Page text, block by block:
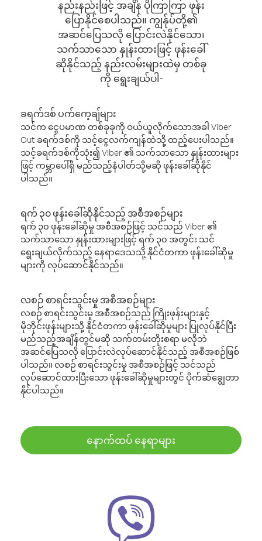
နည်းနည်းဖြင့် အချိန် ပိုကြာကြာ ဖုန်း
ပြောနိုင်စေပါသည်။ ကျွန်ုပ်တို့၏
အဆင်ပြေသလို ပြောင်းလဲနိုင်သော၊
သက်သာသော နှုန်းထားဖြင့် ဖုန်းခေါ်
ဆိုနိုင်သည့် နည်းလမ်းများထဲမှ တစ်ခု
ကို ရွေးချယ်ပါ-
ခရက်ဒစ် ပက်ကေ့ချ်များ
သင်က ငွေပမာဏ တစ်ခုခုကို ဝယ်ယူလိုက်သောအခါ Viber
Out ခရက်ဒစ်ကို သင့်ငွေလက်ကျန်ထဲသို့ ထည့်ပေးပါသည်။
သင့်ခရက်ဒစ်ကိုသုံး၍ Viber ၏ သက်သာသော နှုန်းထားများ
ဖြင့် ကမ္ဘာပေါ်ရှိ မည်သည့်နံပါတ်သို့မဆို ဖုန်းခေါ်ဆိုနိုင်
ပါသည်။
ရက် ၃၀ ဖုန်းခေါ်ဆိုနိုင်သည့် အစီအစဉ်များ
ရက် ၃၀ ဖုန်းခေါ်ဆိုမှု အစီအစဉ်ဖြင့် သင်သည် Viber ၏
သက်သာသော နှုန်းထားများဖြင့် ရက် ၃၀ အတွင်း သင်
ရွေးချယ်လိုက်သည့် နေရာဒေသသို့ နိုင်ငံတကာ ဖုန်းခေါ်ဆိုမှု
များကို လုပ်ဆောင်နိုင်သည်။
လစဉ် စာရင်းသွင်းမှု အစီအစဉ်များ
လစဉ် စာရင်းသွင်းမှု အစီအစဉ်သည် ကြိုးဖုန်းများနှင့်
မိုဘိုင်းဖုန်းများသို့ နိုင်ငံတကာ ဖုန်းခေါ်ဆိုမှုများ ပြုလုပ်နိုင်ပြီး
မည်သည့်အချိန်တွင်မဆို သက်တမ်းတိုးစရာ မလိုဘဲ
အဆင်ပြေသလို ပြောင်းလဲလုပ်ဆောင်နိုင်သည့် အစီအစဉ်ဖြစ်
ပါသည်။ လစဉ် စာရင်းသွင်းမှု အစီအစဉ်ဖြင့် သင်သည်
လုပ်ဆောင်ထားပြီးသော ဖုန်းခေါ်ဆိုမှုများတွင် ပိုက်ဆံချွေတာ
နိုင်ပါသည်။
နောက်ထပ် နေရာများ